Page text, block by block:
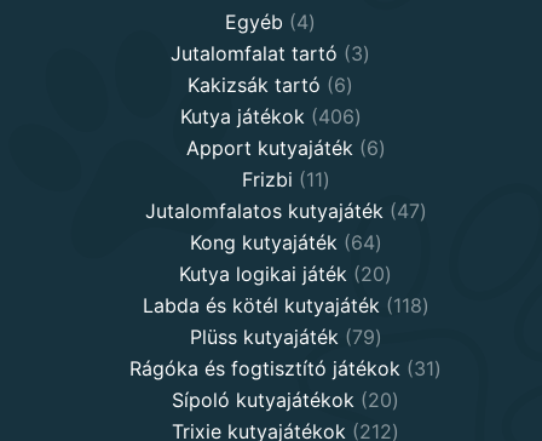
Egyéb 44
products
Jutalomfalat tartó 33
Kakizsák tartó 66
products
Kutya játékok 406406
products
Apport kutyajáték 66
Frizbi 1111
products
Jutalomfalatos kutyajáték 4747
Kong kutyajáték 6464
products
Kutya logikai játék 2020
products
Labda és kötél kutyajáték 118118
Plüss kutyajáték 7979
products
Rágóka és fogtisztító játékok 3131
Sípoló kutyajátékok 2020
products
Trixie kutyajátékok 212212